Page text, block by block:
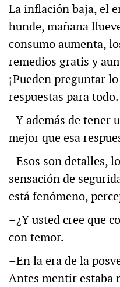
La inflación baja, el
hunde, mañana
consumo aumenta,
remedios gratis y
¡Pueden preguntar
respuestas para todo.
–Y además de tener
mejor que esa
–Esos son detalles,
sensación de
está fenómeno,
–¿Y usted cree que
con temor.
–En la era de la
Antes mentir estaba